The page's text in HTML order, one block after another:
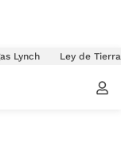
Lynch Ley de